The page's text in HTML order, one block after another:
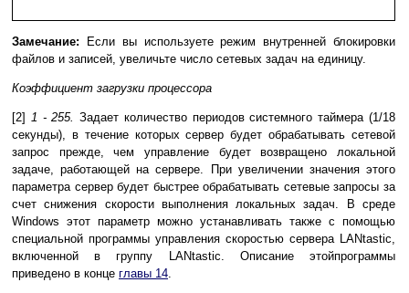
Замечание: Если вы используете режим внутренней блокировки
файлов и записей, увеличьте число сетевых задач на единицу.
Коэффициент загрузки процессора
[2] 1 - 255. Задает количество периодов системного таймера (1/18
секунды), в течение которых сервер будет обрабатывать сетевой
запрос прежде, чем управление будет возвращено локальной
задаче, работающей на сервере. При увеличении значения этого
параметра сервер будет быстрее обрабатывать сетевые запросы за
счет снижения скорости выполнения локальных задач. В среде
Windows этот параметр можно устанавливать также с помощью
специальной программы управления скоростью сервера LANtastic,
включенной в группу LANtastic. Описание этойпрограммы
приведено в конце главы 14